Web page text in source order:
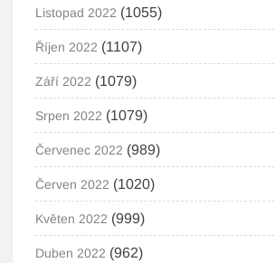
Listopad 2022 (1055)
Říjen 2022 (1107)
Září 2022 (1079)
Srpen 2022 (1079)
Červenec 2022 (989)
Červen 2022 (1020)
Květen 2022 (999)
Duben 2022 (962)